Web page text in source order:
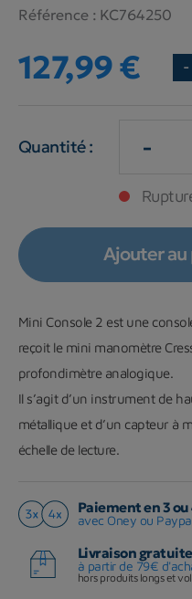
Référence : KC764250
127,99 € -
Quantité : -
Ajouter au
Mini Console 2 est une
reçoit le mini manomètre
profondimètre analogique.
Il s’agit d’un instrument de
métallique et d’un capteur à
échelle de lecture.
Paiement en 3 ou
avec Oney ou
Livraison
à partir de 79€
hors produits longs et